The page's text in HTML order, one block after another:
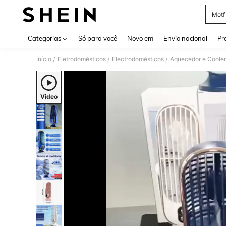
Motf
Categorias Só para você Novo em Envio nacional
Início / Eletrodomésticos / Electrodomésticos / Aquecedor e Cooler
Video